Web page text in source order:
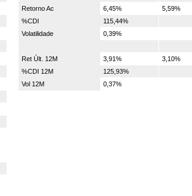
Retorno Ac 6,45%
5,59%
%CDI
115,44%
Volatilidade
0,39%
Ret Últ. 12M 3,91%
3,10%
%CDI 12M
125,93%
Vol 12M
0,37%